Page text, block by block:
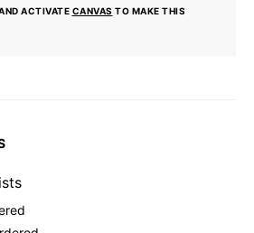
ACTIVATE CANVAS TO MAKE THIS